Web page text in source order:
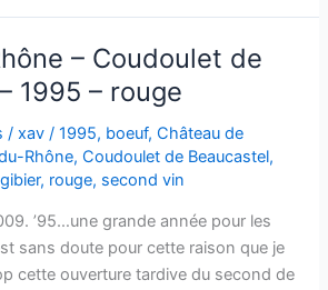
– Coudoulet de
1995 – rouge
/xav /1995, boeuf,Château de
Rhône,Coudoulet de Beaucastel,
gibier, rouge, second vin
’95…une grande année pour les
sans doute pour cette raison que je
cette ouverture tardive du second de